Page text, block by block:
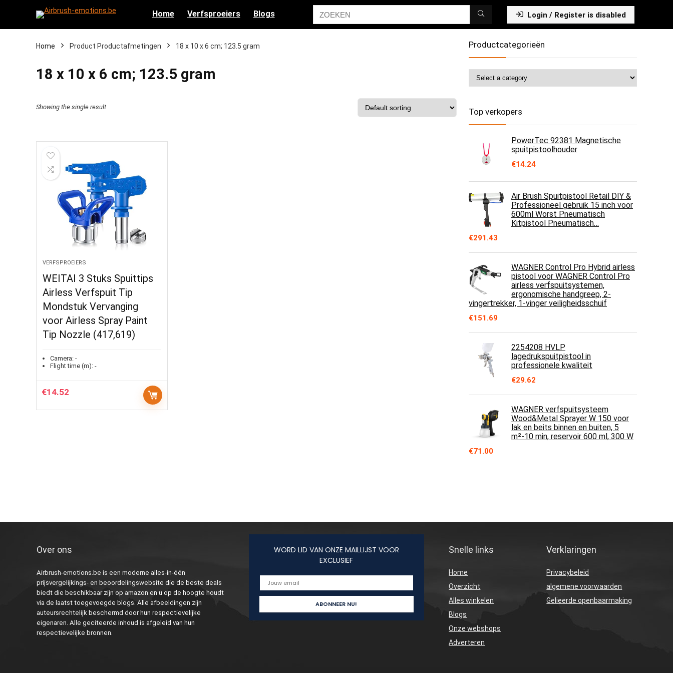
Home Verfsproeiers Blogs Login / Register is disabled
Home Product Productafmetingen ‎18 x 10 x 6 cm; 123.5 gram
‎18 x 10 x 6 cm; 123.5 gram
Showing the single result
VERFSPROEIERS
WEITAI 3 Stuks Spuittips
Airless Verfspuit Tip
Mondstuk Vervanging
voor Airless Spray Paint
Tip Nozzle (417,619)
Camera: -
Flight time (m): -
€14.52
Productcategorieën
Top verkopers
PowerTec 92381 Magnetische
spuitpistoolhouder
€14.24
Air Brush Spuitpistool Retail DIY &
Professioneel gebruik 15 inch voor
600ml Worst Pneumatisch
Kitpistool Pneumatisch…
€291.43
WAGNER Control Pro Hybrid airless
pistool voor WAGNER Control Pro
airless verfspuitsystemen,
ergonomische handgreep, 2-
vingertrekker, 1-vinger veiligheidsschuif
€151.69
2254208 HVLP
lagedrukspuitpistool in
professionele kwaliteit
€29.62
WAGNER verfspuitsysteem
Wood&Metal Sprayer W 150 voor
lak en beits binnen en buiten, 5
m²-10 min, reservoir 600 ml, 300 W
€71.00
Over ons
Airbrush-emotions.be is een moderne alles-in-één
prijsvergelijkings- en beoordelingswebsite die de beste deals
biedt die beschikbaar zijn op amazon en u op de hoogte houdt
via de laatst toegevoegde blogs. Alle afbeeldingen zijn
auteursrechtelijk beschermd door hun respectievelijke
eigenaren. Alle geciteerde inhoud is afgeleid van hun
respectievelijke bronnen.
WORD LID VAN ONZE MAILLIJST VOOR
EXCLUSIEF
Snelle links
Home
Overzicht
Alles winkelen
Blogs
Onze webshops
Adverteren
Verklaringen
Privacybeleid
algemene voorwaarden
Gelieerde openbaarmaking